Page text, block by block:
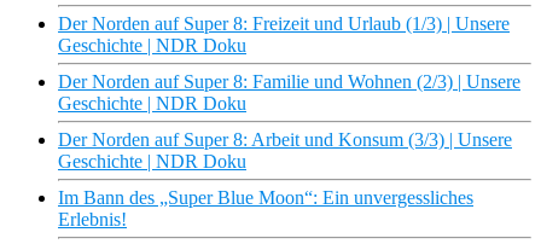
Der Norden auf Super 8: Freizeit und Urlaub (1/3) | Unsere
Geschichte | NDR Doku
Der Norden auf Super 8: Familie und Wohnen (2/3) | Unsere
Geschichte | NDR Doku
Der Norden auf Super 8: Arbeit und Konsum (3/3) | Unsere
Geschichte | NDR Doku
Im Bann des „Super Blue Moon“: Ein unvergessliches
Erlebnis!